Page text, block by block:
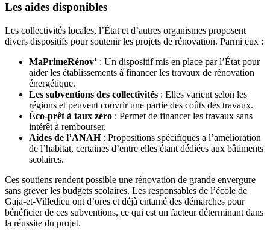
Les aides disponibles
Les collectivités locales, l’État et d’autres organismes proposent
divers dispositifs pour soutenir les projets de rénovation. Parmi eux :
MaPrimeRénov’ : Un dispositif mis en place par l’État pour
aider les établissements à financer les travaux de rénovation
énergétique.
Les subventions des collectivités : Elles varient selon les
régions et peuvent couvrir une partie des coûts des travaux.
Éco-prêt à taux zéro : Permet de financer les travaux sans
intérêt à rembourser.
Aides de l’ANAH: Propositions spécifiques à l’amélioration
de l’habitat, certaines d’entre elles étant dédiées aux bâtiments
scolaires.
Ces soutiens rendent possible une rénovation de grande envergure
sans grever les budgets scolaires. Les responsables de l’école de
Gaja-et-Villedieu ont d’ores et déjà entamé des démarches pour
bénéficier de ces subventions, ce qui est un facteur déterminant dans
la réussite du projet.